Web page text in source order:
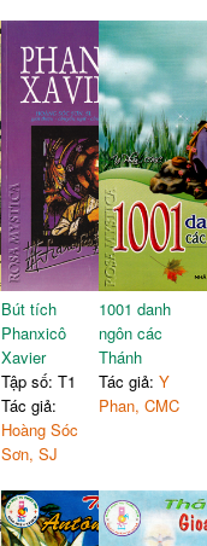
Bút tích
Phanxicô
Xavier
Tập số: T1
Tác giả:
Hoàng Sóc
Sơn, SJ
1001 danh
ngôn các
Thánh
Tác giả:Y
Phan, CMC